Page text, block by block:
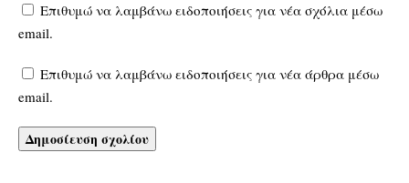
Επιθυμώ να λαμβάνω ειδοποιήσεις για νέα σχόλια μέσω
email.
Επιθυμώ να λαμβάνω ειδοποιήσεις για νέα άρθρα μέσω
email.